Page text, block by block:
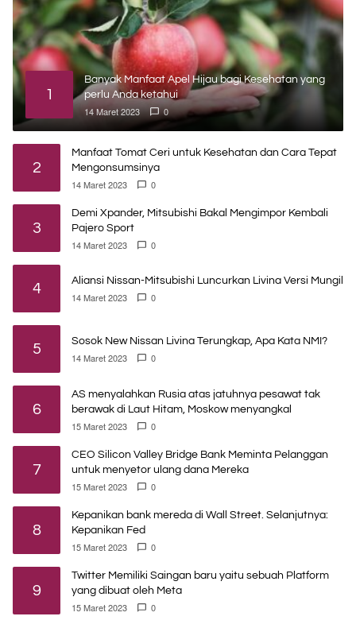
1
Banyak Manfaat Apel Hijau bagi Kesehatan yang
perlu Anda ketahui
14 Maret 2023 0
2
Manfaat Tomat Ceri untuk Kesehatan dan Cara Tepat
Mengonsumsinya
14 Maret 2023 0
3
Demi Xpander, Mitsubishi Bakal Mengimpor Kembali
Pajero Sport
14 Maret 2023 0
4 Aliansi Nissan-Mitsubishi Luncurkan Livina Versi Mungil
14 Maret 2023 0
5 Sosok New Nissan Livina Terungkap, Apa Kata NMI?
14 Maret 2023 0
6
AS menyalahkan Rusia atas jatuhnya pesawat tak
berawak di Laut Hitam, Moskow menyangkal
15 Maret 2023 0
7
CEO Silicon Valley Bridge Bank Meminta Pelanggan
untuk menyetor ulang dana Mereka
15 Maret 2023 0
8
Kepanikan bank mereda di Wall Street. Selanjutnya:
Kepanikan Fed
15 Maret 2023 0
9
Twitter Memiliki Saingan baru yaitu sebuah Platform
yang dibuat oleh Meta
15 Maret 2023 0